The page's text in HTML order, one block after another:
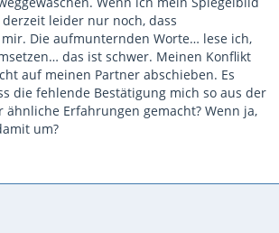
leider nur noch, dass
Die aufmunternden Worte… lese ich,
das ist schwer. Meinen Konflikt
auf meinen Partner abschieben. Es
die fehlende Bestätigung mich so aus der
Erfahrungen gemacht? Wenn ja,
um?